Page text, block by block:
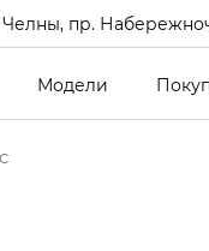
пр.
Модели